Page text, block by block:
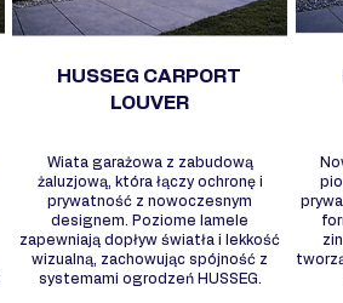
HUSSEG CARPORT
LOUVER
Wiata garażowa z zabudową
żaluzjową, która łączy ochronę i
prywatność z nowoczesnym
designem. Poziome lamele
zapewniają dopływ światła i lekkość
wizualną, zachowując spójność z
systemami ogrodzeń HUSSEG.